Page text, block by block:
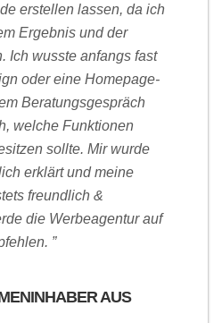
erstellen lassen, da ich
Ergebnis und der
Ich wusste anfangs fast
oder eine Homepage-
Beratungsgespräch
welche Funktionen
sollte. Mir wurde
erklärt und meine
freundlich &
die Werbeagentur auf
”
AUS